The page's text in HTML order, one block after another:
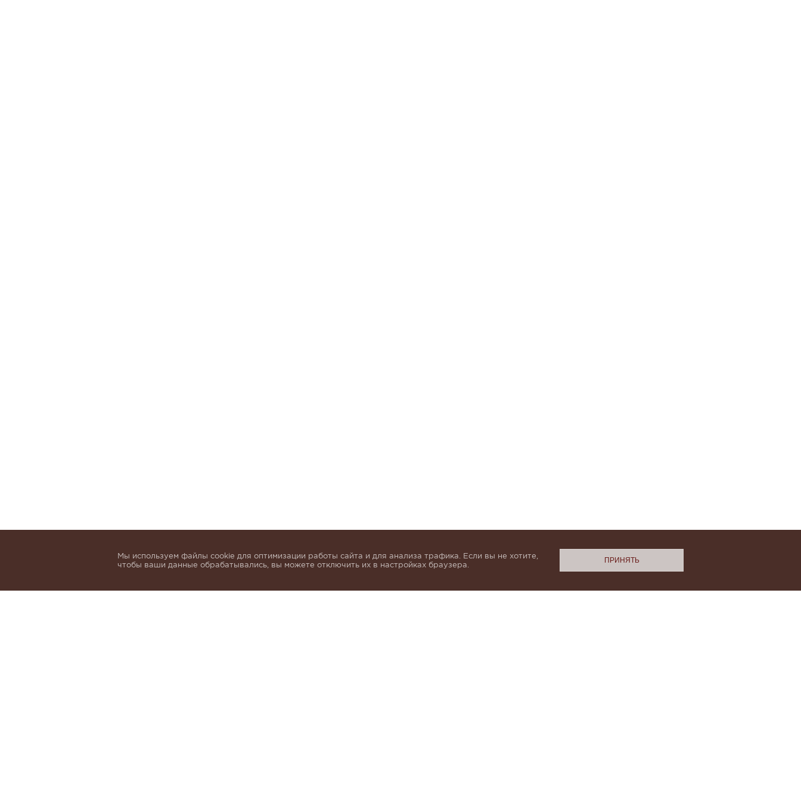
Мы используем файлы cookie для оптимизации работы сайта и для анализа трафика. Если вы не хотите,
чтобы ваши данные обрабатывались, вы можете отключить их в настройках браузера.
ПРИНЯТЬ